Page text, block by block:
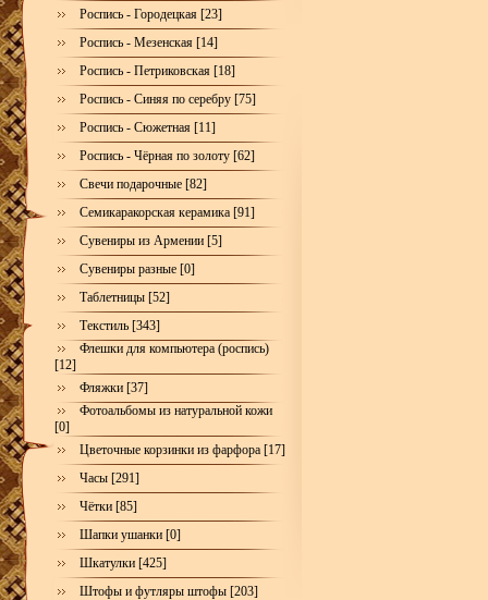
Роспись - Городецкая [23]
Роспись - Мезенская [14]
Роспись - Петриковская [18]
Роспись - Синяя по серебру [75]
Роспись - Сюжетная [11]
Роспись - Чёрная по золоту [62]
Свечи подарочные [82]
Семикаракорская керамика [91]
Сувениры из Армении [5]
Сувениры разные [0]
Таблетницы [52]
Текстиль [343]
Флешки для компьютера (роспись)
[12]
Фляжки [37]
Фотоальбомы из натуральной кожи
[0]
Цветочные корзинки из фарфора [17]
Часы [291]
Чётки [85]
Шапки ушанки [0]
Шкатулки [425]
Штофы и футляры штофы [203]